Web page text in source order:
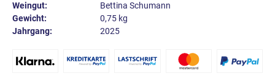
Weingut:
Bettina Schumann
Gewicht:
0,75 kg
Jahrgang:
2025